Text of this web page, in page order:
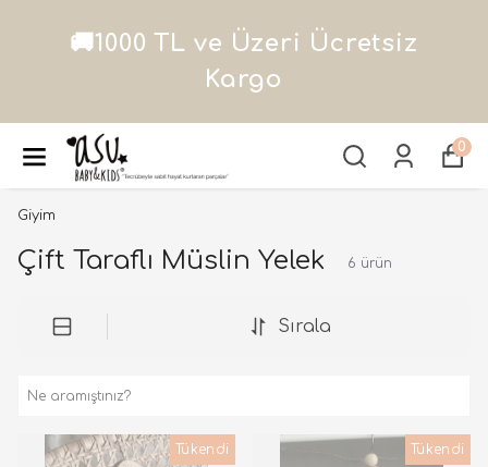
TL ve Üzeri Ücretsiz
0
Giyim
Çift Taraflı Müslin Yelek 6 ürün
Sırala
Tükendi Tükendi
Tükendi